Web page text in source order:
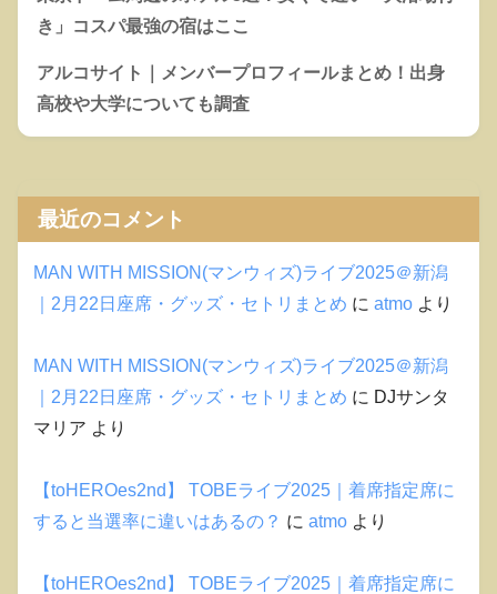
き」コスパ最強の宿はここ
アルコサイト｜メンバープロフィールまとめ！出身
高校や大学についても調査
最近のコメント
MAN WITH MISSION(マンウィズ)ライブ2025＠新潟
｜2月22日座席・グッズ・セトリまとめ に atmo より
MAN WITH MISSION(マンウィズ)ライブ2025＠新潟
｜2月22日座席・グッズ・セトリまとめ に DJサンタ
マリア より
【toHEROes2nd】 TOBEライブ2025｜着席指定席に
すると当選率に違いはあるの？ に atmo より
【toHEROes2nd】 TOBEライブ2025｜着席指定席に